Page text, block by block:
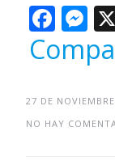
27 DE
NO HAY